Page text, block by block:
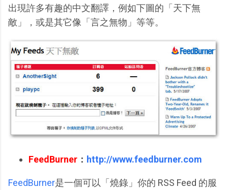
出現許多有趣的中文翻譯，例如下圖的「天下無
敵」，或是其它像「言之無物」等等。
FeedBurner ： http://www.feedburner.com
FeedBurner是一個可以「燒錄」你的 RSS Feed 的服